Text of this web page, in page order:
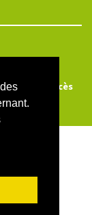
Lodel
Accès